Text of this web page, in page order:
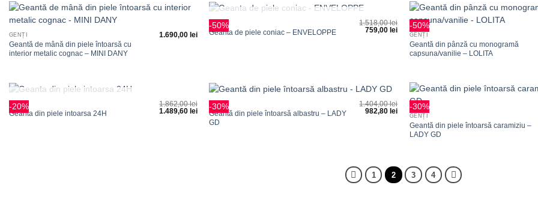
la
GENȚI
Geantă de mână din piele întoarsă cu
interior metalic cognac – MINI DANY
1.690,00 lei
-50%
Adauga
+
GENȚI
Geanta de piele coniac – ENVELOPPE
1.518,00lei
759,00 lei
-50%
GENȚI
Geantă din pânză cu monogramă
capsuna/vanilie – LOLITA
-20%
Adauga
+
GENȚI
Geanta din piele intoarsa 24H
1.862,00lei
1.489,60 lei
-30%
Adauga
+
GENȚI
Geantă din piele întoarsă albastru – LADY
GD
1.404,00lei
982,80 lei
-30%
GENȚI
Geantă din piele întoarsă caramiziu –
LADY GD
1 2 3 4